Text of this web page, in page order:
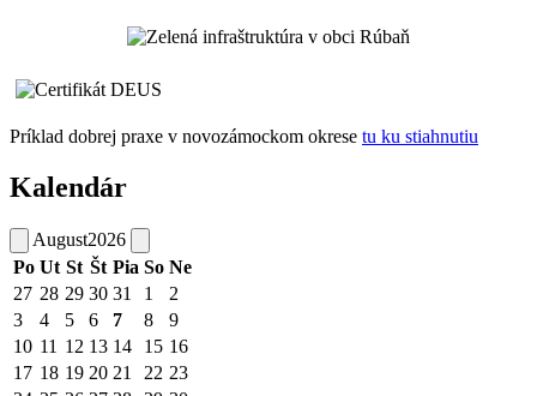
Príklad dobrej praxe v novozámockom okrese tu ku stiahnutiu
Kalendár
August2026
Po Ut St Št Pia So Ne
27 28 29 30 31 1
2
3
4 5 6 7 8
9
10 11 12 13 14 15 16
17 18 19 20 21 22 23